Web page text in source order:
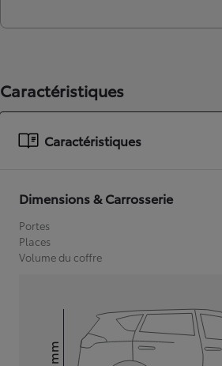
Caractéristiques
Caractéristiques
Dimensions & Carrosserie
Portes
Places
Volume du coffre
mm